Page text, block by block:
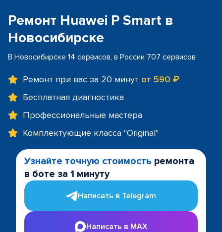
Ремонт Huawei P Smart в
Новосибирске
В Новосибирске 14 сервисов, в России 707 сервисов
Ремонт при вас за 20 минут от 590 ₽
Бесплатная диагностика
Профессиональные мастера
Комплектующие класса "Original"
Узнайте точную стоимость ремонта
в боте за 1 минуту
Написать в Telegram
Написать в MAX